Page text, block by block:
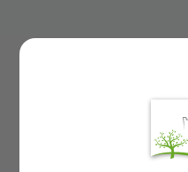
St. Peter in der Au APP
Rund ums Kind Basar